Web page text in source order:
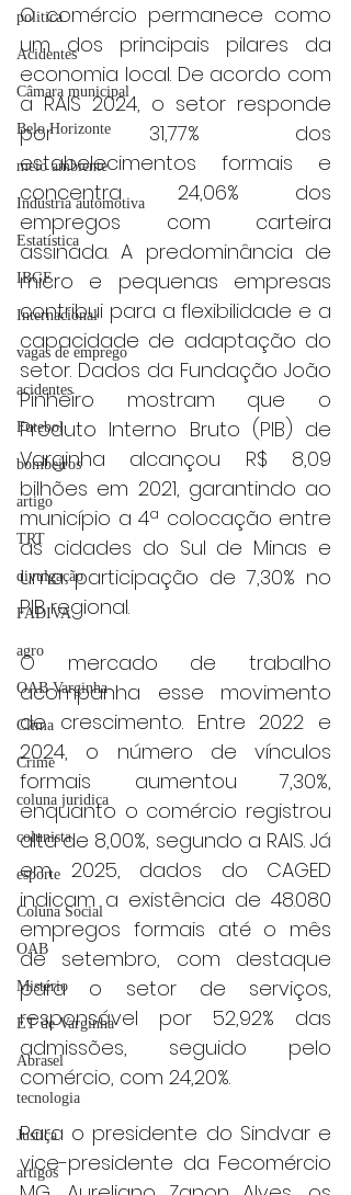
politica
Acidentes
Câmara municipal
Belo Horizonte
meio ambiente
Industria automotiva
Estatística
IBGE
Internacional
vagas de emprego
acidentes
Futebol
bombeiros
artigo
TRT
divulgação
FADIVA
agro
OAB Varginha
Clima
Crime
coluna juridica
colunista
esporte
Coluna Social
OAB
Mistério
ET de Varginha
Abrasel
tecnologia
Justiça
artigos
O comércio permanece como
um dos principais pilares da
economia local. De acordo com
a RAIS 2024, o setor responde
por 31,77% dos
estabelecimentos formais e
concentra 24,06% dos
empregos com carteira
assinada. A predominância de
micro e pequenas empresas
contribui para a flexibilidade e a
capacidade de adaptação do
setor. Dados da Fundação João
Pinheiro mostram que o
Produto Interno Bruto (PIB) de
Varginha alcançou R$ 8,09
bilhões em 2021, garantindo ao
município a 4ª colocação entre
as cidades do Sul de Minas e
uma participação de 7,30% no
PIB regional.
O mercado de trabalho
acompanha esse movimento
de crescimento. Entre 2022 e
2024, o número de vínculos
formais aumentou 7,30%,
enquanto o comércio registrou
alta de 8,00%, segundo a RAIS. Já
em 2025, dados do CAGED
indicam a existência de 48.080
empregos formais até o mês
de setembro, com destaque
para o setor de serviços,
responsável por 52,92% das
admissões, seguido pelo
comércio, com 24,20%.
Para o presidente do Sindvar e
vice-presidente da Fecomércio